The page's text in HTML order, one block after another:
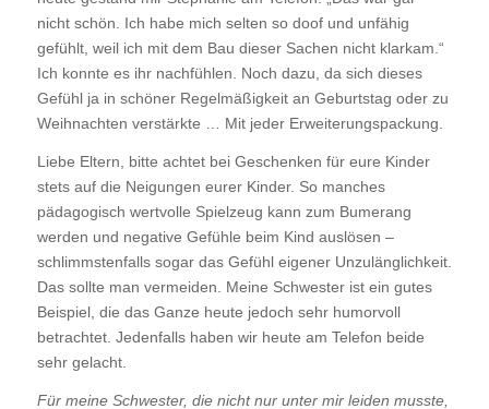
nicht schön. Ich habe mich selten so doof und unfähig
gefühlt, weil ich mit dem Bau dieser Sachen nicht klarkam.“
Ich konnte es ihr nachfühlen. Noch dazu, da sich dieses
Gefühl ja in schöner Regelmäßigkeit an Geburtstag oder zu
Weihnachten verstärkte … Mit jeder Erweiterungspackung.
Liebe Eltern, bitte achtet bei Geschenken für eure Kinder
stets auf die Neigungen eurer Kinder. So manches
pädagogisch wertvolle Spielzeug kann zum Bumerang
werden und negative Gefühle beim Kind auslösen –
schlimmstenfalls sogar das Gefühl eigener Unzulänglichkeit.
Das sollte man vermeiden. Meine Schwester ist ein gutes
Beispiel, die das Ganze heute jedoch sehr humorvoll
betrachtet. Jedenfalls haben wir heute am Telefon beide
sehr gelacht.
Für meine Schwester, die nicht nur unter mir leiden musste,